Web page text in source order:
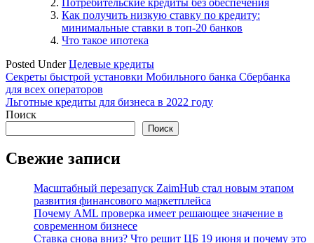
Как получить низкую ставку по кредиту:
минимальные ставки в топ-20 банков
Что такое ипотека
Posted UnderЦелевые кредиты
Навигация
по
записям
Секреты быстрой установки Мобильного банка Сбербанка
для всех операторов
Льготные кредиты для бизнеса в 2022 году
Поиск
Поиск
Свежие записи
Масштабный перезапуск ZaimHub стал новым этапом
развития финансового маркетплейса
Почему AML проверка имеет решающее значение в
современном бизнесе
Ставка снова вниз? Что решит ЦБ 19 июня и почему это